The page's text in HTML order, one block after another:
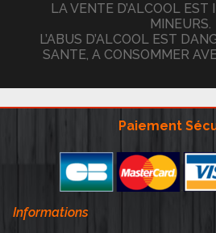
LA VENTE D’ALCOOL EST
MINEURS.
L’ABUS D’ALCOOL EST
SANTE, A CONSOMMER
Paiement
Informations